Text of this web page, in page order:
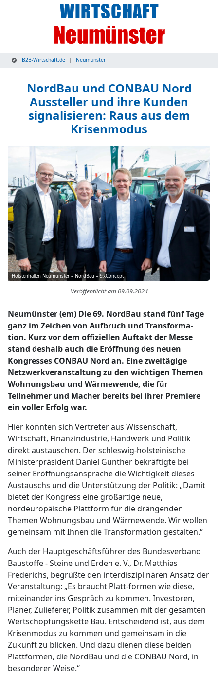
B2B-Wirtschaft.de Neumünster
NordBau und CONBAU Nord
Aussteller und ihre Kunden
signalisieren: Raus aus dem
Krisenmodus
Holstenhallen Neumünster – NordBau – SixConcept
Veröffentlicht am09.09.2024
Neumünster (em) Die 69. NordBau stand fünf Tage
ganz im Zeichen von Aufbruch und Transforma-
tion. Kurz vor dem offiziellen Auftakt der Messe
stand deshalb auch die Eröffnung des neuen
Kongresses CONBAU Nord an. Eine zweitägige
Netzwerkveranstaltung zu den wichtigen Themen
Wohnungsbau und Wärmewende, die für
Teilnehmer und Macher bereits bei ihrer Premiere
ein voller Erfolg war.
Hier konnten sich Vertreter aus Wissenschaft,
Wirtschaft, Finanzindustrie, Handwerk und Politik
direkt austauschen. Der schleswig-holsteinische
Ministerpräsident Daniel Günther bekräftigte bei
seiner Eröffnungsansprache die Wichtigkeit dieses
Austauschs und die Unterstützung der Politik: „Damit
bietet der Kongress eine großartige neue,
nordeuropäische Plattform für die drängenden
Themen Wohnungsbau und Wärmewende. Wir wollen
gemeinsam mit Ihnen die Transformation gestalten.“
Auch der Hauptgeschäftsführer des Bundesverband
Baustoffe - Steine und Erden e. V., Dr. Matthias
Frederichs, begrüßte den interdisziplinären Ansatz der
Veranstaltung: „Es braucht Platt-formen wie diese,
miteinander ins Gespräch zu kommen. Investoren,
Planer, Zulieferer, Politik zusammen mit der gesamten
Wertschöpfungskette Bau. Entscheidend ist, aus dem
Krisenmodus zu kommen und gemeinsam in die
Zukunft zu blicken. Und dazu dienen diese beiden
Plattformen, die NordBau und die CONBAU Nord, in
besonderer Weise.“